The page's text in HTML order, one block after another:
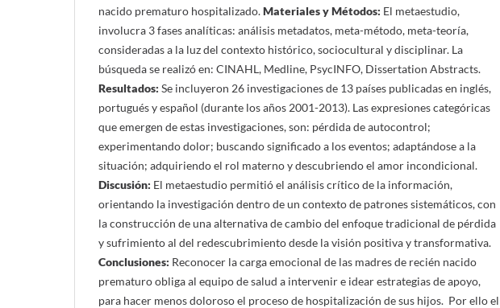
nacido prematuro hospitalizado.Materiales y Métodos: El metaestudio,
involucra 3 fases analíticas: análisis metadatos, meta-método, meta-teoría,
consideradas a la luz del contexto histórico, sociocultural y disciplinar. La
búsqueda se realizó en: CINAHL, Medline, PsycINFO, Dissertation Abstracts.
Resultados: Se incluyeron 26 investigaciones de 13 países publicadas en inglés,
portugués y español (durante los años 2001-2013). Las expresiones categóricas
que emergen de estas investigaciones, son: pérdida de autocontrol;
experimentando dolor; buscando significado a los eventos; adaptándose a la
situación; adquiriendo el rol materno y descubriendo el amor incondicional.
Discusión: El metaestudio permitió el análisis crítico de la información,
orientando la investigación dentro de un contexto de patrones sistemáticos, con
la construcción de una alternativa de cambio del enfoque tradicional de pérdida
y sufrimiento al del redescubrimiento desde la visión positiva y transformativa.
Conclusiones: Reconocer la carga emocional de las madres de recién nacido
prematuro obliga al equipo de salud a intervenir e idear estrategias de apoyo,
para hacer menos doloroso el proceso de hospitalización de sus hijos. Por ello el